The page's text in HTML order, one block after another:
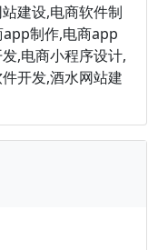
建设,电商软件制
制作,电商app
,电商小程序设计,
开发,酒水网站建